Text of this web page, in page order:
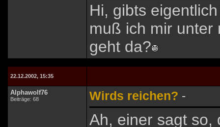
Hi, gibts
muß ich mir unter
geht da?
22.12.2002, 15:35
Alphawolf76
Beiträge: 68 Wirds reichen? -
Ah, einer sagt so,